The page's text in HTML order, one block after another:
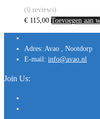
(0 reviews)
€ 115,00 Toevoegen aan
Adres: Avao , Nootdorp
E-mail: info@avao.nl
Join Us: